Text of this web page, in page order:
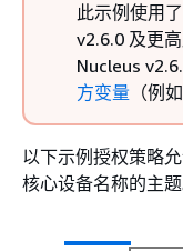
此示例使用了
v2.6.0 及更
Nucleus
方变量 （例如
以下示例授权策略
核心设备名称的主题